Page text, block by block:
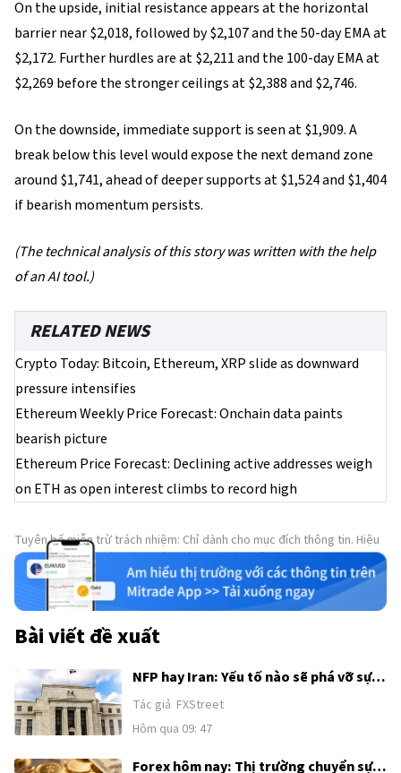
On the upside, initial resistance appears at the horizontal
barrier near $2,018, followed by $2,107 and the 50-day EMA at
$2,172. Further hurdles are at $2,211 and the 100-day EMA at
$2,269 before the stronger ceilings at $2,388 and $2,746.
On the downside, immediate support is seen at $1,909. A
break below this level would expose the next demand zone
around $1,741, ahead of deeper supports at $1,524 and $1,404
if bearish momentum persists.
(The technical analysis of this story was written with the help
of an AI tool.)
RELATED NEWS
Crypto Today: Bitcoin, Ethereum, XRP slide as downward
pressure intensifies
Ethereum Weekly Price Forecast: Onchain data paints
bearish picture
Ethereum Price Forecast: Declining active addresses weigh
on ETH as open interest climbs to record high
Tuyên bố miễn trừ trách nhiệm: Chỉ dành cho mục đích thông tin. Hiệu
suất trong quá khứ không đảm bảo cho kết quả trong tương lai.
Bài viết đề xuất
NFP hay Iran: Yếu tố nào sẽ phá vỡ sự
tích luỹ của Chỉ số đô la Mỹ?
Tác giả FXStreet
Hôm qua 09: 47
Forex hôm nay: Thị trường chuyển sự